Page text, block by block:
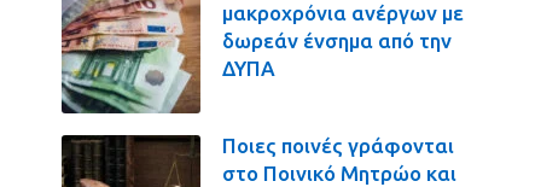
μακροχρόνια ανέργων με
δωρεάν ένσημα από την
ΔΥΠΑ
Ποιες ποινές γράφονται
στο Ποινικό Μητρώο και